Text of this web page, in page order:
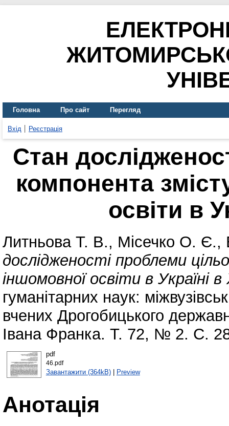
Головна Про сайт Перегляд
Вхід Реєстрація
Стан
компонента
освіти в
Литньова Т. В., Місечко О. Є.,
дослідженості проблеми
іншомовної освіти в Україні
гуманітарних наук:
вчених Дрогобицького
Івана Франка. Т. 72, № 2. С.
pdf
46.pdf
Завантажити (364kB)| Preview
Анотація